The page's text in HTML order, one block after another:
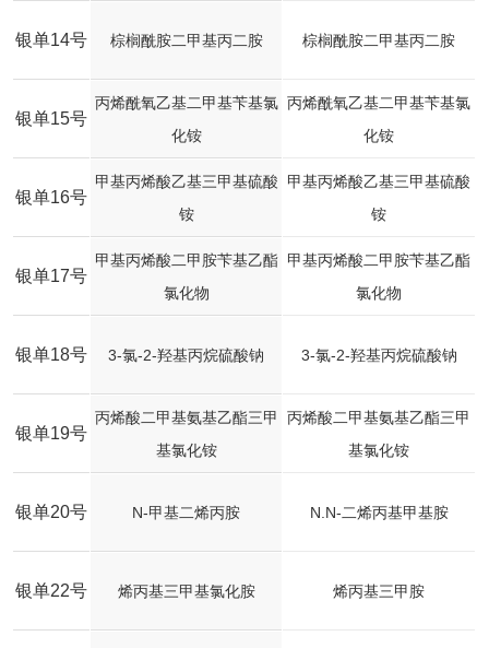
银单14号 棕榈酰胺二甲基丙二胺 棕榈酰胺二甲基丙二胺
银单15号
丙烯酰氧乙基二甲基苄基氯
化铵
丙烯酰氧乙基二甲基苄基氯
化铵
银单16号
甲基丙烯酸乙基三甲基硫酸
铵
甲基丙烯酸乙基三甲基硫酸
铵
银单17号
甲基丙烯酸二甲胺苄基乙酯
氯化物
甲基丙烯酸二甲胺苄基乙酯
氯化物
银单18号 3-氯-2-羟基丙烷硫酸钠 3-氯-2-羟基丙烷硫酸钠
银单19号
丙烯酸二甲基氨基乙酯三甲
基氯化铵
丙烯酸二甲基氨基乙酯三甲
基氯化铵
银单20号 N-甲基二烯丙胺 N.N-二烯丙基甲基胺
银单22号 烯丙基三甲基氯化胺 烯丙基三甲胺